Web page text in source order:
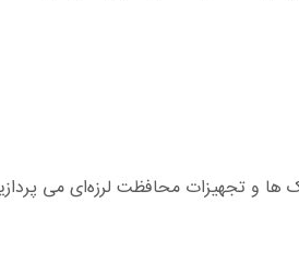
ها و تجهیزات محافظت لرزه‌ای می